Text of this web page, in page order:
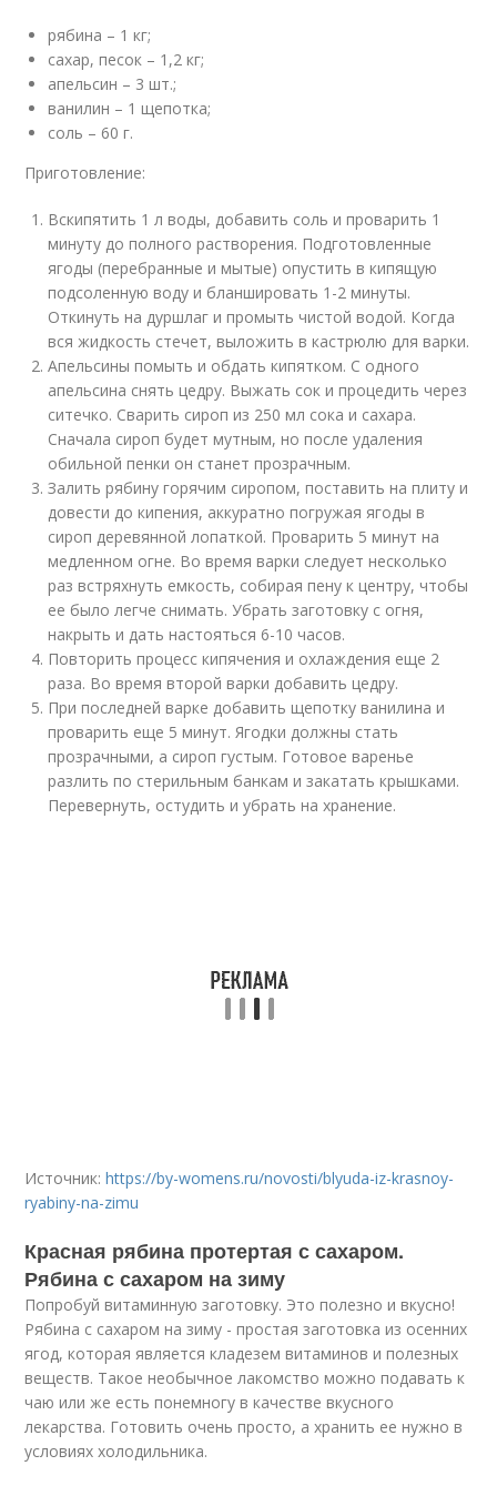
рябина – 1 кг;
сахар, песок – 1,2 кг;
апельсин – 3 шт.;
ванилин – 1 щепотка;
соль – 60 г.
Приготовление:
Вскипятить 1 л воды, добавить соль и проварить 1
минуту до полного растворения. Подготовленные
ягоды (перебранные и мытые) опустить в кипящую
подсоленную воду и бланшировать 1-2 минуты.
Откинуть на дуршлаг и промыть чистой водой. Когда
вся жидкость стечет, выложить в кастрюлю для варки.
Апельсины помыть и обдать кипятком. С одного
апельсина снять цедру. Выжать сок и процедить через
ситечко. Сварить сироп из 250 мл сока и сахара.
Сначала сироп будет мутным, но после удаления
обильной пенки он станет прозрачным.
Залить рябину горячим сиропом, поставить на плиту и
довести до кипения, аккуратно погружая ягоды в
сироп деревянной лопаткой. Проварить 5 минут на
медленном огне. Во время варки следует несколько
раз встряхнуть емкость, собирая пену к центру, чтобы
ее было легче снимать. Убрать заготовку с огня,
накрыть и дать настояться 6-10 часов.
Повторить процесс кипячения и охлаждения еще 2
раза. Во время второй варки добавить цедру.
При последней варке добавить щепотку ванилина и
проварить еще 5 минут. Ягодки должны стать
прозрачными, а сироп густым. Готовое варенье
разлить по стерильным банкам и закатать крышками.
Перевернуть, остудить и убрать на хранение.
Источник:https://by-womens.ru/novosti/blyuda-iz-krasnoy-
ryabiny-na-zimu
Красная рябина протертая с сахаром.
Рябина с сахаром на зиму
Попробуй витаминную заготовку. Это полезно и вкусно!
Рябина с сахаром на зиму - простая заготовка из осенних
ягод, которая является кладезем витаминов и полезных
веществ. Такое необычное лакомство можно подавать к
чаю или же есть понемногу в качестве вкусного
лекарства. Готовить очень просто, а хранить ее нужно в
условиях холодильника.